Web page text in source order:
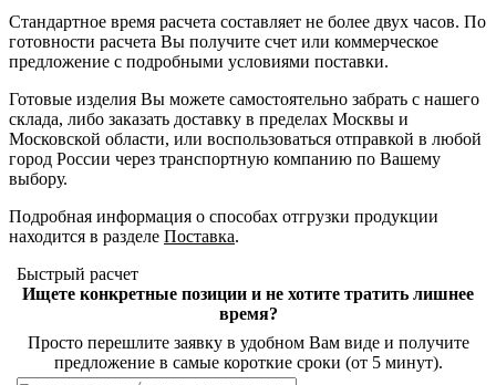
Стандартное время расчета составляет не более двух часов. По
готовности расчета Вы получите счет или коммерческое
предложение с подробными условиями поставки.
Готовые изделия Вы можете самостоятельно забрать с нашего
склада, либо заказать доставку в пределах Москвы и
Московской области, или воспользоваться отправкой в любой
город России через транспортную компанию по Вашему
выбору.
Подробная информация о способах отгрузки продукции
находится в разделе Поставка.
Быстрый расчет
Ищете конкретные позиции и не хотите тратить лишнее
время?
Просто перешлите заявку в удобном Вам виде и получите
предложение в самые короткие сроки (от 5 минут).